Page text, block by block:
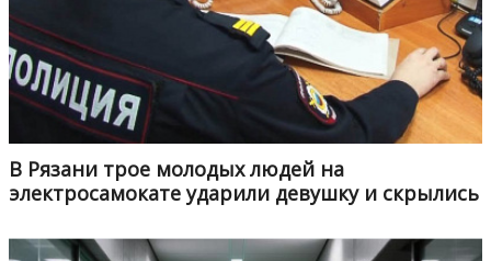
В Рязани трое молодых людей на
электросамокате ударили девушку и скрылись